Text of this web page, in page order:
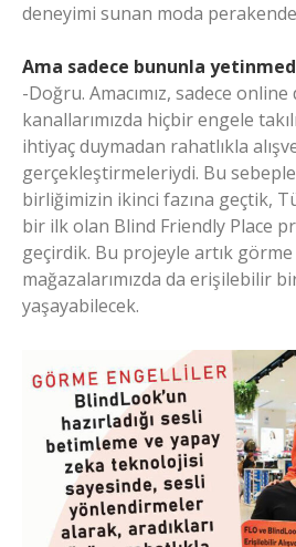
deneyimi sunan moda
Ama sadece bununla
-Doğru. Amacımız, sadece
kanallarımızda hiçbir engele
ihtiyaç duymadan rahatlıkla
gerçekleştirmeleriydi. Bu
birliğimizin ikinci fazına geçtik,
bir ilk olan Blind Friendly Place
geçirdik. Bu projeyle artık
mağazalarımızda da erişilebilir
yaşayabilecek.